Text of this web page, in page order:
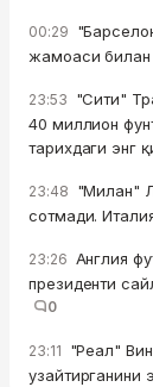
00:29
жамоаси билан
23:53 "Сити"
40 миллион
тарихдаги энг
23:48 "Милан"
сотмади.
23:26 Англия
президенти
0
23:11 "Реал"
узайтирганини